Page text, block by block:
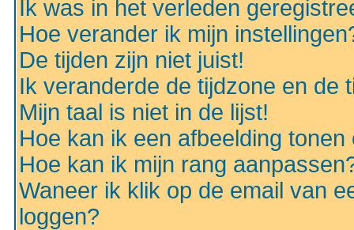
Ik was in het verleden
Hoe verander ik mijn
De tijden zijn niet juist!
Ik veranderde de tijdzone en de
Mijn taal is niet in de lijst!
Hoe kan ik een afbeelding
Hoe kan ik mijn rang
Waneer ik klik op de email van
loggen?